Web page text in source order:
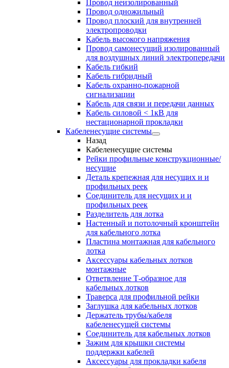
Провод неизолированный
Провод одножильный
Провод плоский для внутренней
электропроводки
Кабель высокого напряжения
Провод самонесущий изолированный
для воздушных линий электропередачи
Кабель гибкий
Кабель гибридный
Кабель охранно-пожарной
сигнализации
Кабель для связи и передачи данных
Кабель силовой < 1кВ для
нестационарной прокладки
Кабеленесущие системы
Назад
Кабеленесущие системы
Рейки профильные конструкционные/
несущие
Деталь крепежная для несущих и и
профильных реек
Соединитель для несущих и и
профильных реек
Разделитель для лотка
Настенный и потолочный кронштейн
для кабельного лотка
Пластина монтажная для кабельного
лотка
Аксессуары кабельных лотков
монтажные
Ответвление Т-образное для
кабельных лотков
Траверса для профильной рейки
Заглушка для кабельных лотков
Держатель трубы/кабеля
кабеленесущей системы
Соединитель для кабельных лотков
Зажим для крышки системы
поддержки кабелей
Аксессуары для прокладки кабеля